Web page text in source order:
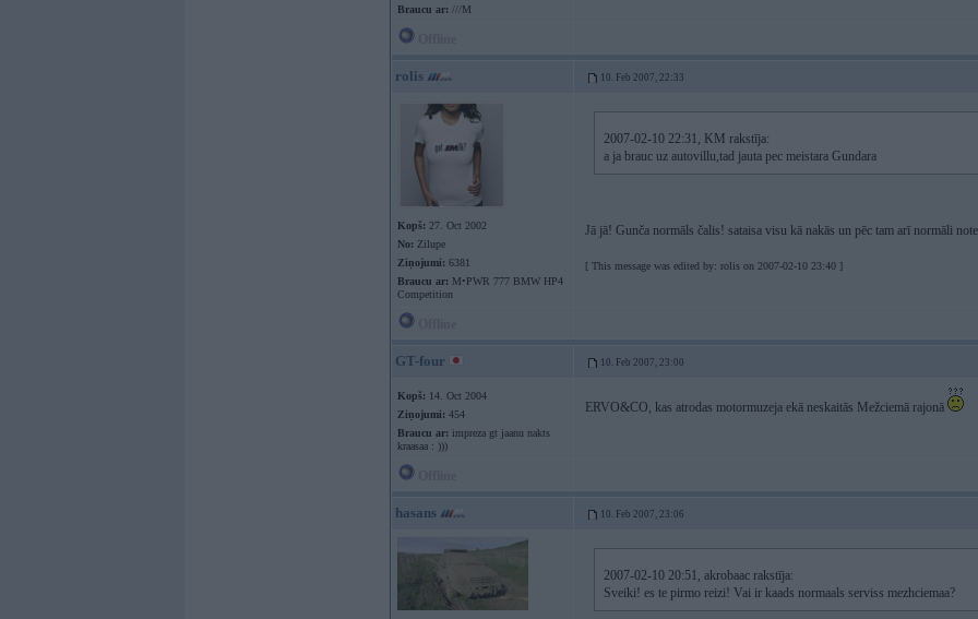
Braucu ar: ///M
rolis 10. Feb 2007, 22:33
Kopš: 27. Oct 2002
No: Zilupe
Ziņojumi: 6381
Braucu ar: M•PWR 777 BMW HP4
Competition
2007-02-10 22:31, KM rakstīja:
a ja brauc uz autovillu,tad jauta pec meistara Gundara
Jā jā! Gunča normāls čalis! sataisa visu kā nakās un pēc tam arī normāli
[ This message was edited by: rolis on 2007-02-10 23:40 ]
GT-four 10. Feb 2007, 23:00
Kopš: 14. Oct 2004
Ziņojumi: 454
Braucu ar: impreza gt jaanu nakts
kraasaa : )))
ERVO&CO, kas atrodas motormuzeja ekā neskaitās Mežciemā rajonā
hasans 10. Feb 2007, 23:06
2007-02-10 20:51, akrobaac rakstīja:
Sveiki! es te pirmo reizi! Vai ir kaads normaals serviss mezhciemaa?